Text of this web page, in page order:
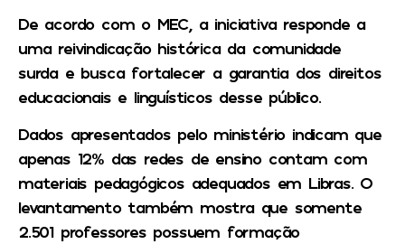
De acordo com o MEC, a iniciativa responde a
uma reivindicação histórica da comunidade
surda e busca fortalecer a garantia dos direitos
educacionais e linguísticos desse público.
Dados apresentados pelo ministério indicam que
apenas 12% das redes de ensino contam com
materiais pedagógicos adequados em Libras. O
levantamento também mostra que somente
2.501 professores possuem formação